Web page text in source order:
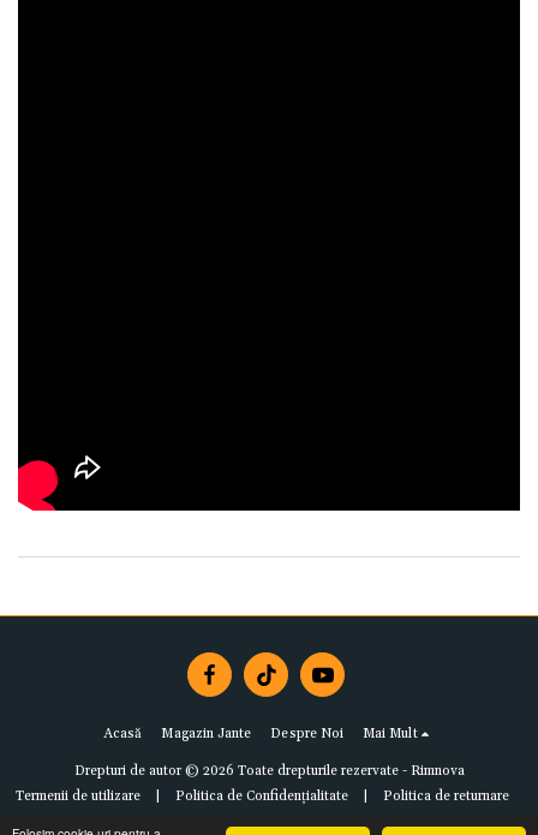
Acasă Magazin Jante Despre Noi Mai Mult
Drepturi de autor © 2026 Toate drepturile rezervate - Rimnova
Termenii de utilizare| Politica de Confidențialitate| Politica de returnare